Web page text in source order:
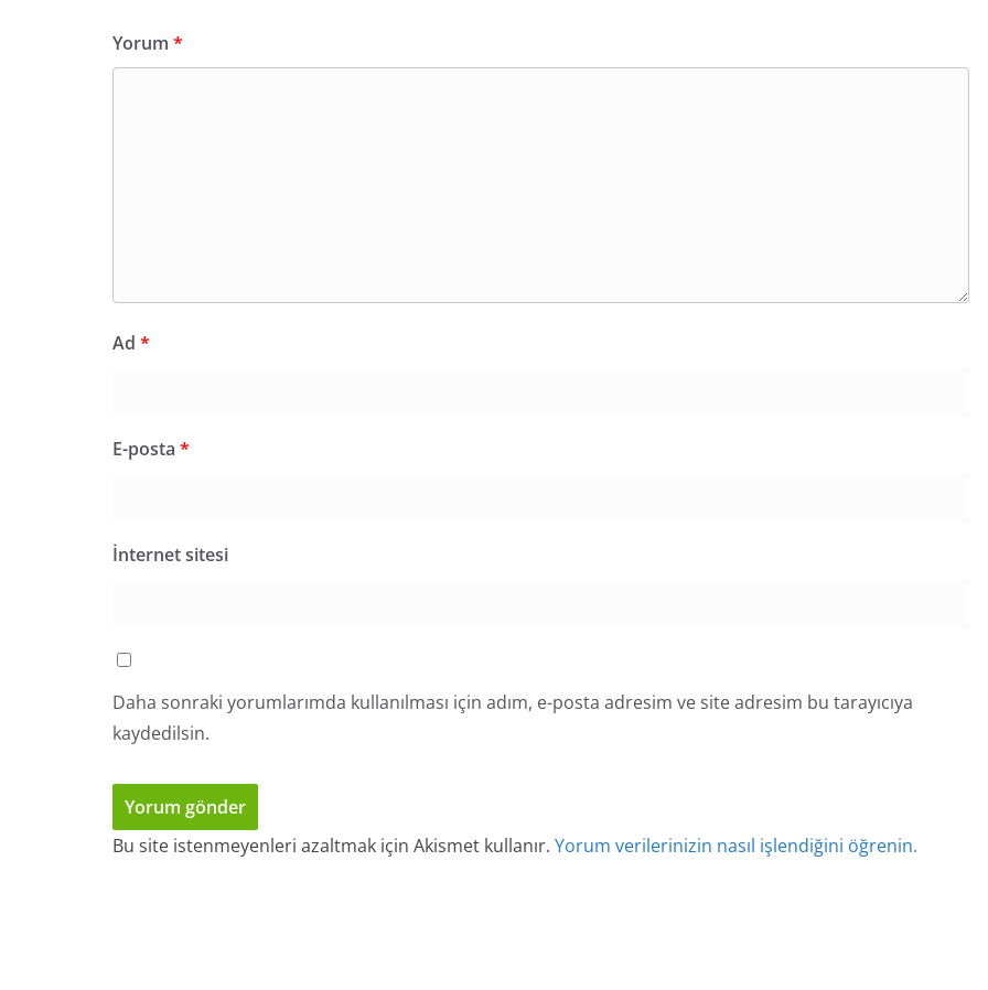
Yorum *
Ad *
E-posta *
İnternet sitesi
Daha sonraki yorumlarımda kullanılması için adım, e-posta adresim ve site adresim bu tarayıcıya
kaydedilsin.
Bu site istenmeyenleri azaltmak için Akismet kullanır. Yorum verilerinizin nasıl işlendiğini öğrenin.